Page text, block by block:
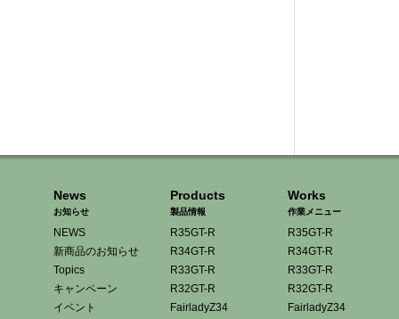
News
お知らせ
NEWS
新商品のお知らせ
Topics
キャンペーン
イベント
Products
製品情報
R35GT-R
R34GT-R
R33GT-R
R32GT-R
FairladyZ34
Works
作業メニュー
R35GT-R
R34GT-R
R33GT-R
R32GT-R
FairladyZ34